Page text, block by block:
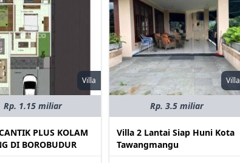
Villa
Rp. 1.15 miliar
PLUS KOLAM
DI BOROBUDUR
Villa
Rp. 3.5 miliar
Villa 2 Lantai Siap Huni Kota
Tawangmangu